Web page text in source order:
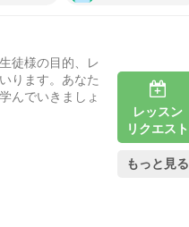
徒様の目的、レ
ります。あなた
んでいきましょ
レッスン
リクエスト
もっと見る